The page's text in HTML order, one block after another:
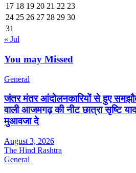
17 18 19 20 21 22 23
24 25 26 27 28 29 30
31
« Jul
You may Missed
General
जंतर मंतर आंदोलनकारियों से हुए
वाली आजमगढ़ की नीट छात्रा सृष्टि
मुआवजा दे
August 3, 2026
The Hind Rashtra
General